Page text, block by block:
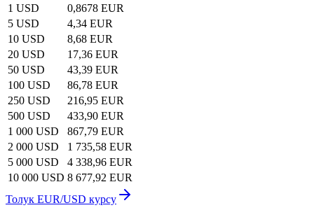
1 USD
0,8678 EUR
5 USD
4,34 EUR
10 USD
8,68 EUR
20 USD
17,36 EUR
50 USD
43,39 EUR
100 USD
86,78 EUR
250 USD
216,95 EUR
500 USD
433,90 EUR
1 000 USD
867,79 EUR
2 000 USD
1 735,58 EUR
5 000 USD
4 338,96 EUR
10 000 USD 8 677,92 EUR
Толук EUR/USD курсу